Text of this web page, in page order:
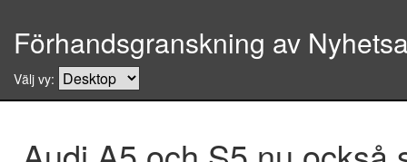
Förhandsgranskning av
Välj vy: